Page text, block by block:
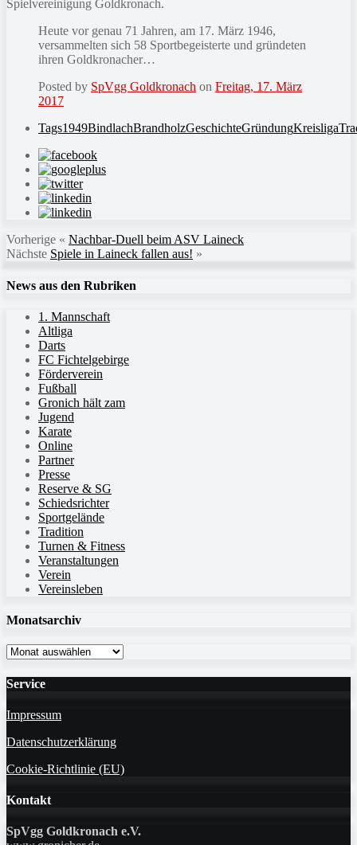
Spielvereinigung Goldkronach.
Heute vor genau 71 Jahren, am 17. März 1946,
versammelten sich 58 Sportbegeisterte und gründeten
ihren Goldkronacher…
Posted by SpVgg Goldkronach on Freitag, 17. März
2017
Tags1949BindlachBrandholzGeschichteGründungKreisliga
Vorherige « Nachbar-Duell beim ASV Laineck
Nächste Spiele in Laineck fallen aus! »
News aus den Rubriken
1. Mannschaft
Altliga
Darts
FC Fichtelgebirge
Förderverein
Fußball
Gronich hält zam
Jugend
Karate
Online
Partner
Presse
Reserve & SG
Schiedsrichter
Sportgelände
Tradition
Turnen & Fitness
Veranstaltungen
Verein
Vereinsleben
Monatsarchiv
Monatsarchiv
Service
Impressum
Datenschutzerklärung
Cookie-Richtlinie (EU)
Kontakt
SpVgg Goldkronach e.V.